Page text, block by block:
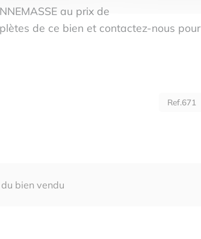
au prix de
de ce bien et contactez-nous pour
Ref.671
bien vendu